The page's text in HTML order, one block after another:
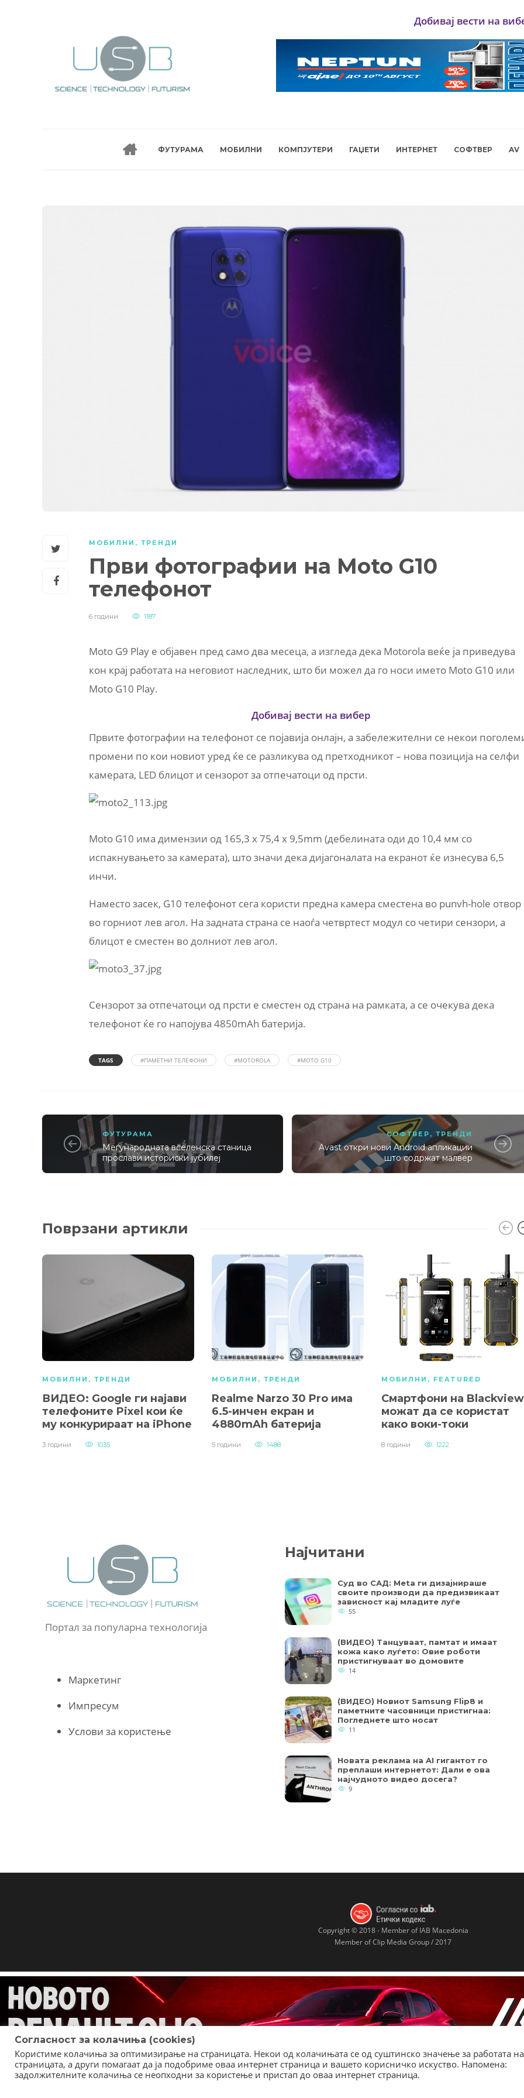
Добивај вести на
ФУТУРАМА МОБИЛНИ КОМПЈУТЕРИ ГАЏЕТИ ИНТЕРНЕТ СОФТВЕР AV
МОБИЛНИ , ТРЕНДИ
Први фотографии на Moto G10
телефонот
6 години 1187
Moto G9 Play е објавен пред само два месеца, а изгледа дека Motorola веќе ја приведува
кон крај работата на неговиот наследник, што би можел да го носи името Moto G10 или
Moto G10 Play.
Добивај вести на вибер
Првите фотографии на телефонот се појавија онлајн, а забележителни се некои
промени по кои новиот уред ќе се разликува од претходникот – нова позиција на селфи
камерата, LED блицот и сензорот за отпечатоци од прсти.
Moto G10 има димензии од 165,3 x 75,4 x 9,5mm (дебелината оди до 10,4 мм со
испакнувањето за камерата), што значи дека дијагоналата на екранот ќе изнесува 6,5
инчи.
Наместо засек, G10 телефонот сега користи предна камера сместена во punvh-hole отвор
во горниот лев агол. На задната страна се наоѓа четвртест модул со четири сензори, а
блицот е сместен во долниот лев агол.
Сензорот за отпечатоци од прсти е сместен од страна на рамката, а се очекува дека
телефонот ќе го напојува 4850mAh батерија.
TAGS #ПАМЕТНИ ТЕЛЕФОНИ #MOTOROLA #MOTO G10
ФУТУРАМА
Меѓународната вселенска станица
прослави историски јубилеј
СОФТВЕР ,ТРЕНДИ
Avast откри нови Android апликации
што содржат малвер
Поврзани артикли
МОБИЛНИ , ТРЕНДИ
ВИДЕО: Google ги најави
телефоните Pixel кои ќе
му конкурираат на iPhone
3 години 1035
МОБИЛНИ , ТРЕНДИ
Realme Narzo 30 Pro има
6.5-инчен екран и
4880mAh батерија
5 години 1488
МОБИЛНИ , FEATURED
Смартфони на Blackview
можат да се користат
како воки-токи
8 години 1222
Портал за популарна технологија
Маркетинг
Импресум
Услови за користење
Најчитани
Суд во САД: Meta ги дизајнираше
своите производи да предизвикаат
зависност кај младите луѓе
55
(ВИДЕО) Танцуваат, памтат и имаат
кожа како луѓето: Овие роботи
пристигнуваат во домовите
14
(ВИДЕО) Новиот Samsung Flip8 и
паметните часовници пристигнаа:
Погледнете што носат
11
Новата реклама на AI гигантот го
преплаши интернетот: Дали е ова
најчудното видео досега?
9
Copyright © 2018 - Member of IAB Macedonia
Member of Clip Media Group / 2017
Согласност за колачиња (cookies)
Користиме колачиња за оптимизирање на страницата. Некои од колачињата се од суштинско значење за работата на
страницата, а други помагаат да ја подобриме оваа интернет страница и вашето корисничко искуство. Напомена:
задолжителните колачиња се неопходни за користење и пристап до оваа интернет страница.